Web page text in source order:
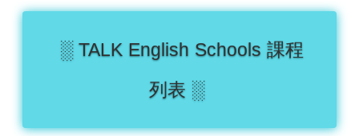
░ TALK English Schools 課程
列表 ░